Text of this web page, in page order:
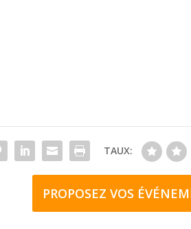
TAUX:
PROPOSEZ VOS